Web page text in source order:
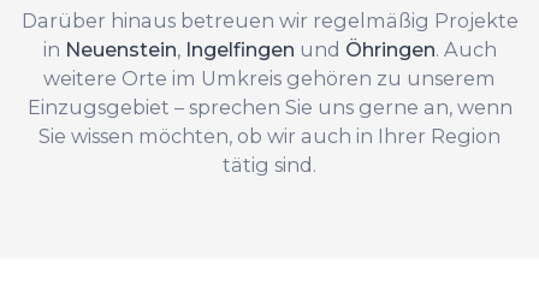
Darüber hinaus betreuen wir regelmäßig Projekte
in Neuenstein, Ingelfingen und Öhringen. Auch
weitere Orte im Umkreis gehören zu unserem
Einzugsgebiet – sprechen Sie uns gerne an, wenn
Sie wissen möchten, ob wir auch in Ihrer Region
tätig sind.